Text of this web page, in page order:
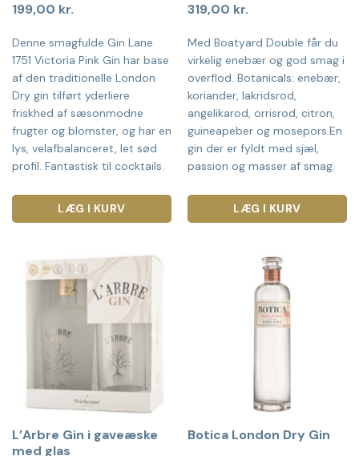
199,00 kr.
Denne smagfulde Gin Lane
1751 Victoria Pink Gin har base
af den traditionelle London
Dry gin tilført yderliere
friskhed af sæsonmodne
frugter og blomster, og har en
lys, velafbalanceret, let sød
profil. Fantastisk til cocktails.
LÆG I KURV
319,00 kr.
Med Boatyard Double får du
virkelig enebær og god smag i
overflod. Botanicals: enebær,
koriander, lakridsrod,
angelikarod, orrisrod, citron,
guineapeber og mosepors.En
gin der er fyldt med sjæl,
passion og masser af smag.
LÆG I KURV
L’Arbre Gin i gaveæske
med glas
Botica London Dry Gin